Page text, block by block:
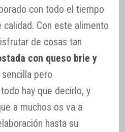
con todo el tiempo
Con este alimento
de cosas tan
con queso brie y
sencilla pero
hay que decirlo, y
a muchos os va a
hasta su